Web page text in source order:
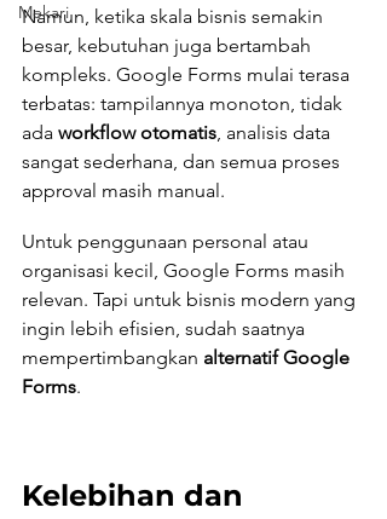
Mekari
Namun, ketika skala bisnis semakin
besar, kebutuhan juga bertambah
kompleks. Google Forms mulai terasa
terbatas: tampilannya monoton, tidak
ada workflow otomatis , analisis data
sangat sederhana, dan semua proses
approval masih manual.
Untuk penggunaan personal atau
organisasi kecil, Google Forms masih
relevan. Tapi untuk bisnis modern yang
ingin lebih efisien, sudah saatnya
mempertimbangkan alternatif Google
Forms.
Kelebihan dan